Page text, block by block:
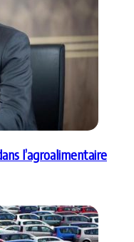
l’agroalimentaire